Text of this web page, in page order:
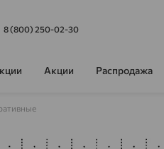
8 (800) 250-02-30
Акции Распродажа